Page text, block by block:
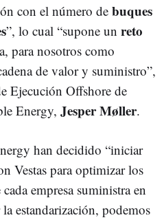
con el número de buques
”, lo cual “supone un reto
para nosotros como
de valor y suministro”,
Ejecución Offshore de
Energy, Jesper Møller.
han decidido “iniciar
Vestas para optimizar los
cada empresa suministra en
estandarización, podemos